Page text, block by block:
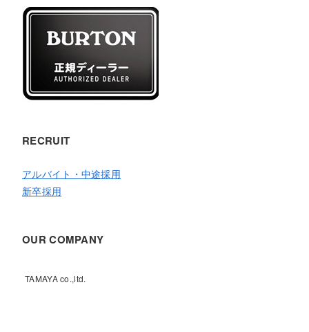
RECRUIT
アルバイト・中途採用
新卒採用
OUR COMPANY
TAMAYA co.,ltd.